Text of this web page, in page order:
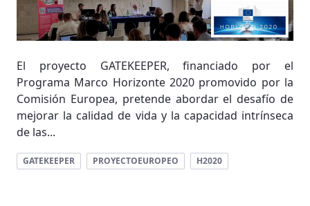
El proyecto GATEKEEPER, financiado por el
Programa Marco Horizonte 2020 promovido por la
Comisión Europea, pretende abordar el desafío de
mejorar la calidad de vida y la capacidad intrínseca
de las...
GATEKEEPER PROYECTOEUROPEO H2020